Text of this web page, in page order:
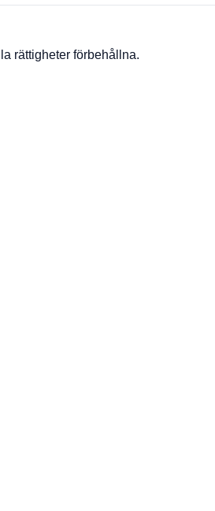
rättigheter förbehållna.